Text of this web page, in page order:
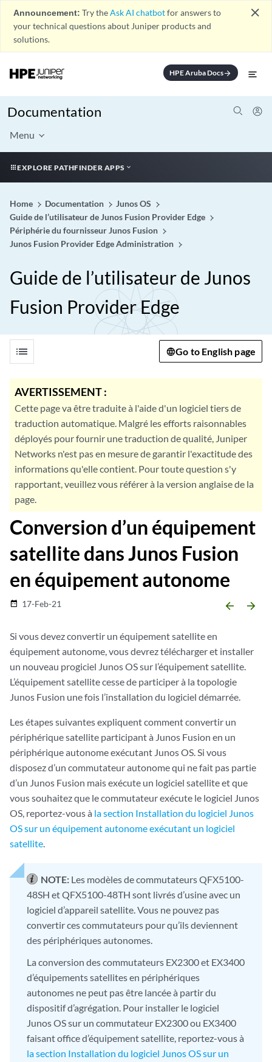
Announcement: Try theAsk AI chatbotfor answers to
your technical questions about Juniper products and
solutions.
close
HPE Aruba Docsarrow_forward
Documentation
Menu
EXPLORE PATHFINDER APPS
Home Documentation
Junos OS
Guide de l’utilisateur de Junos Fusion Provider Edge
Périphérie du fournisseur Junos Fusion
Junos Fusion Provider Edge Administration
Guide de l’utilisateur de Junos
Fusion Provider Edge
list Go to English page
AVERTISSEMENT :
Cette page va être traduite à l'aide d'un logiciel tiers de
traduction automatique. Malgré les efforts raisonnables
déployés pour fournir une traduction de qualité, Juniper
Networks n'est pas en mesure de garantir l'exactitude des
informations qu'elle contient. Pour toute question s'y
rapportant, veuillez vous référer à la version anglaise de la
page.
Conversion d’un équipement
satellite dans Junos Fusion
en équipement autonome
date_range 17-Feb-21 arrow_backward arrow_forward
Si vous devez convertir un équipement satellite en
équipement autonome, vous devrez télécharger et installer
un nouveau progiciel Junos OS sur l’équipement satellite.
L’équipement satellite cesse de participer à la topologie
Junos Fusion une fois l’installation du logiciel démarrée.
Les étapes suivantes expliquent comment convertir un
périphérique satellite participant à Junos Fusion en un
périphérique autonome exécutant Junos OS. Si vous
disposez d’un commutateur autonome qui ne fait pas partie
d’un Junos Fusion mais exécute un logiciel satellite et que
vous souhaitez que le commutateur exécute le logiciel Junos
OS, reportez-vous à la section Installation du logiciel Junos
OS sur un équipement autonome exécutant un logiciel
satellite.
NOTE: Les modèles de commutateurs QFX5100-
48SH et QFX5100-48TH sont livrés d’usine avec un
logiciel d’appareil satellite. Vous ne pouvez pas
convertir ces commutateurs pour qu’ils deviennent
des périphériques autonomes.
La conversion des commutateurs EX2300 et EX3400
d’équipements satellites en périphériques
autonomes ne peut pas être lancée à partir du
dispositif d’agrégation. Pour installer le logiciel
Junos OS sur un commutateur EX2300 ou EX3400
faisant office d’équipement satellite, reportez-vous à
la section Installation du logiciel Junos OS sur un